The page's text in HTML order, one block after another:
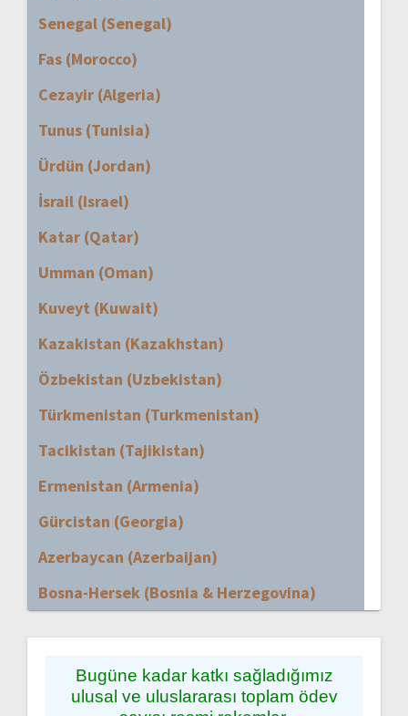
Senegal (Senegal)
Fas (Morocco)
Cezayir (Algeria)
Tunus (Tunisia)
Ürdün (Jordan)
İsrail (Israel)
Katar (Qatar)
Umman (Oman)
Kuveyt (Kuwait)
Kazakistan (Kazakhstan)
Özbekistan (Uzbekistan)
Türkmenistan (Turkmenistan)
Tacikistan (Tajikistan)
Ermenistan (Armenia)
Gürcistan (Georgia)
Azerbaycan (Azerbaijan)
Bosna-Hersek (Bosnia & Herzegovina)
Bugüne kadar katkı sağladığımız
ulusal ve uluslararası toplam ödev